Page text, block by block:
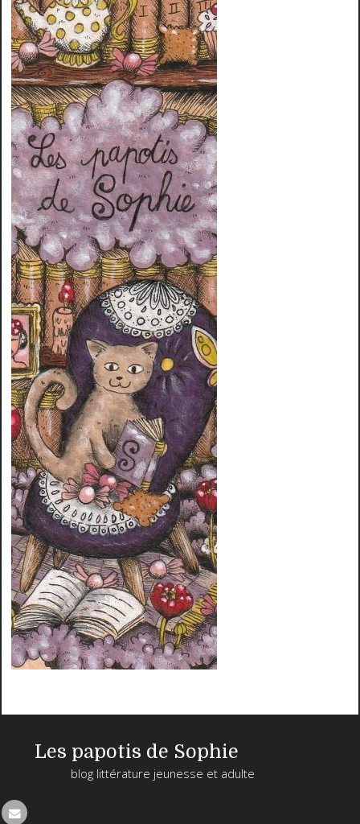
Les papotis de Sophie
blog littérature jeunesse et adulte